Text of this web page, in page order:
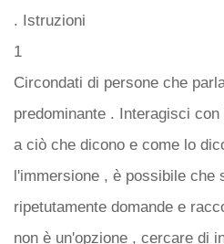
. Istruzioni
1
Circondati di persone che
predominante . Interagisci
a ciò che dicono e come lo
l'immersione , è possibile che
ripetutamente domande e
non è un'opzione , cercare di